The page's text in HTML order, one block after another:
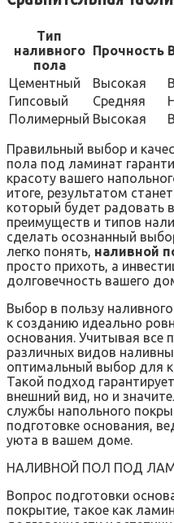
Тип
наливного
пола
Прочность
Цементный
Высокая
Гипсовый
Средняя
Полимерный Высокая
Правильный выбор и
пола под ламинат
красоту вашего
итоге, результатом
который будет радовать
преимуществ и типов
сделать осознанный
легко понять, наливной
просто прихоть, а
долговечность вашего
Выбор в пользу
к созданию идеально
основания. Учитывая все
различных видов
оптимальный выбор для
Такой подход
внешний вид, но и
службы напольного
подготовке основания,
уюта в вашем доме.
НАЛИВНОЙ ПОЛ ПОД
Вопрос подготовки
покрытие, такое как